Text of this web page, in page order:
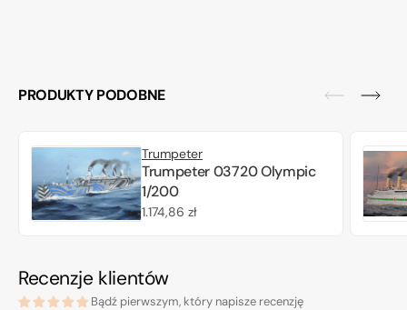
PRODUKTY PODOBNE
Trumpeter
Trumpeter 03720 Olympic
1/200
Cena
1.174,86 zł
Recenzje klientów
Bądź pierwszym, który napisze recenzję